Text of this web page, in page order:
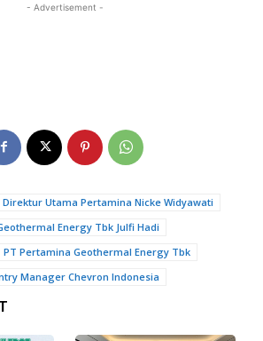
- Advertisement -
Direktur Utama Pertamina Nicke Widyawati
Energy Tbk Julfi Hadi
PT Pertamina Geothermal Energy Tbk
Manager Chevron Indonesia